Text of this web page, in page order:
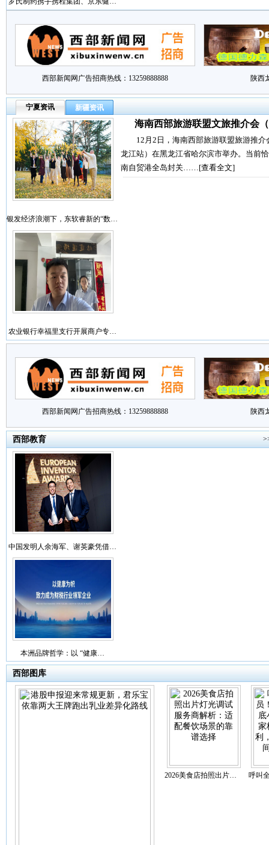
西部新闻网广告招商热线：13259888888 陕西
宁夏资讯 新疆资讯
银发经济浪潮下，东软睿新的“数…
农业银行幸福里支行开展商户专…
海南西部旅游联盟文旅推介会
12月2日，海南西部旅游联盟旅游推介
龙江站）在黑龙江省哈尔滨市举办。当前
南自贸港全岛封关……[查看全文]
西部新闻网广告招商热线：13259888888 陕西
西部教育
中国发明人余海军、谢英豪凭借…
本洲品牌哲学：以 “健康…
西部图库
2026美食店拍照出片… 呼叫